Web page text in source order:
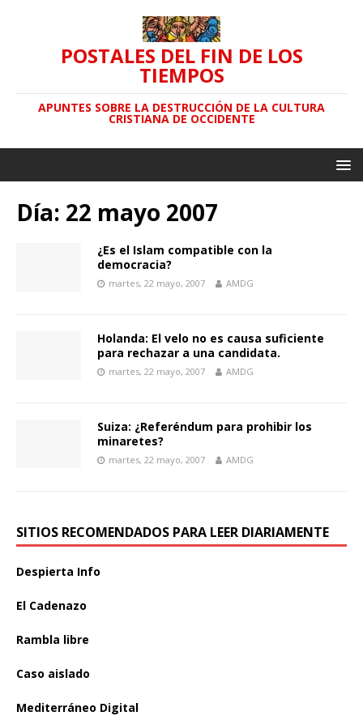
POSTALES DEL FIN DE LOS
TIEMPOS
APUNTES SOBRE LA DESTRUCCIÓN DE LA CULTURA
CRISTIANA DE OCCIDENTE
Día: 22 mayo 2007
¿Es el Islam compatible con la
democracia?
martes, 22 mayo, 2007 AMDG
Holanda: El velo no es causa suficiente
para rechazar a una candidata.
martes, 22 mayo, 2007 AMDG
Suiza: ¿Referéndum para prohibir los
minaretes?
martes, 22 mayo, 2007 AMDG
SITIOS RECOMENDADOS PARA LEER DIARIAMENTE
Despierta Info
El Cadenazo
Rambla libre
Caso aislado
Mediterráneo Digital